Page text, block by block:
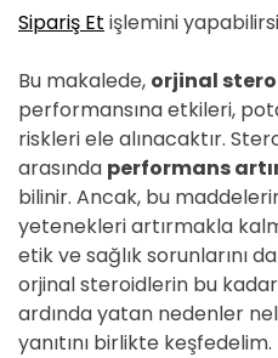
Sipariş Et işlemini
Bu makalede, orjinal
performansına etkileri,
riskleri ele alınacaktır.
arasında performans
bilinir. Ancak, bu
yetenekleri artırmakla
etik ve sağlık sorunlarını
orjinal steroidlerin bu
ardında yatan nedenler
yanıtını birlikte keşfedelim.